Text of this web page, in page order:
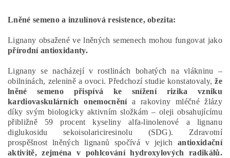
Lněné semeno a inzulínová resistence, obezita:
Lignany obsažené ve lněných semenech mohou fungovat jako
přírodní antioxidanty.
Lignany se nacházejí v rostlinách bohatých na vlákninu –
obilninách, zelenině a ovoci. Předchozí studie konstatovaly,že
lněné semeno přispívá ke snížení rizika vzniku
kardiovaskulárních onemocněnía rakoviny mléčné žlázy
díky svým biologicky aktivním složkám – oleji obsahujícímu
přibližně 59 procent kyseliny alfa-linolenové a lignanu
diglukosidu sekoisolariciresinolu (SDG). Zdravotní
prospěšnost lněných lignanů spočívá v jejichantioxidační
aktivitě, zejména v pohlcování hydroxylových radikálů.